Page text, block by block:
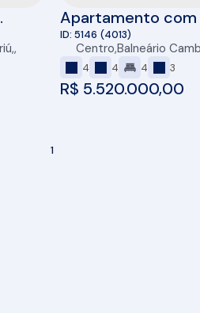
,
Apartamento
190m² à venda no
Camboriú/SC
R$ 5.520.000,00
5146 (4013)
Centro,Balneário
4 4 4 3
1